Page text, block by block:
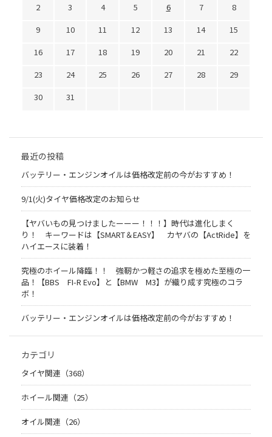
2
3 4 5 6 7
8
9
10 11 12 13 14
15
16
17 18 19 20 21
22
23
24 25 26 27 28
29
30
31
最近の投稿
バッテリー・エンジンオイルは価格改定前の今がおすすめ！
9/1(火)タイヤ価格改定のお知らせ
【ヤバいもの見つけましたーーー！！！】時代は進化しまく
り！ キーワードは【SMART＆EASY】 カヤバの【ActRide】を
ハイエースに装着！
究極のホイール降臨！！ 強靭かつ軽さの追求を極めた至極の一
品！【BBS FI-R Evo】と【BMW M3】が織り成す究極のコラ
ボ！
バッテリー・エンジンオイルは価格改定前の今がおすすめ！
カテゴリ
タイヤ関連（368）
ホイール関連（25）
オイル関連（26）